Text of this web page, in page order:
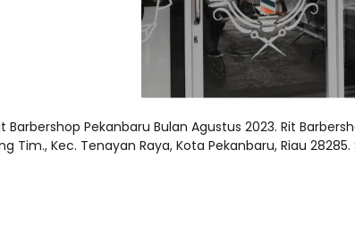
Rit Barbershop Pekanbaru Bulan Agustus 2023. Rit
Tim., Kec. Tenayan Raya, Kota Pekanbaru, Riau